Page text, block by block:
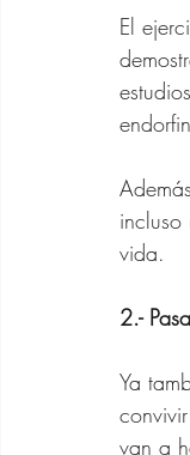
El
vida.
2.-
Ya
van a